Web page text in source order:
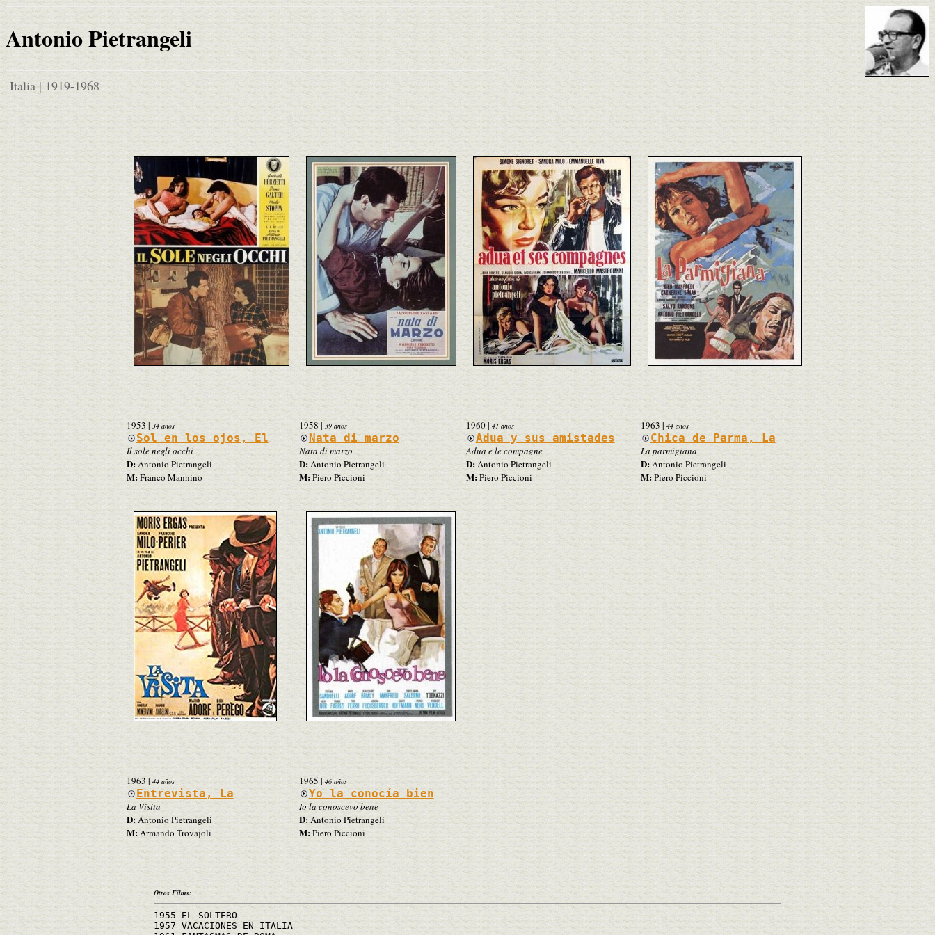
Antonio Pietrangeli
Italia | 1919-1968
1953| 34 años
Sol en los ojos, El
Il sole negli occhi
D:Antonio Pietrangeli
M:Franco Mannino
1958|39 años
Nata di marzo
Nata di marzo
D: Antonio Pietrangeli
M:Piero Piccioni
1960| 41 años
Adua y sus amistades
Adua e le compagne
D:Antonio Pietrangeli
M:Piero Piccioni
1963| 44 años
Chica de Parma, La
La parmigiana
D:Antonio Pietrangeli
M:Piero Piccioni
1963| 44 años
Entrevista, La
La Visita
D:Antonio Pietrangeli
M:Armando Trovajoli
1965 | 46 años
Yo la conocía bien
Io la conoscevo bene
D:Antonio Pietrangeli
M: Piero Piccioni
Otros Films:
1955 EL SOLTERO
1957 VACACIONES EN ITALIA